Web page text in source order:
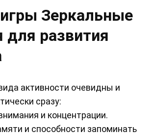
Зеркальные
для развития
активности очевидны и
сразу:
и концентрации.
и способности запоминать